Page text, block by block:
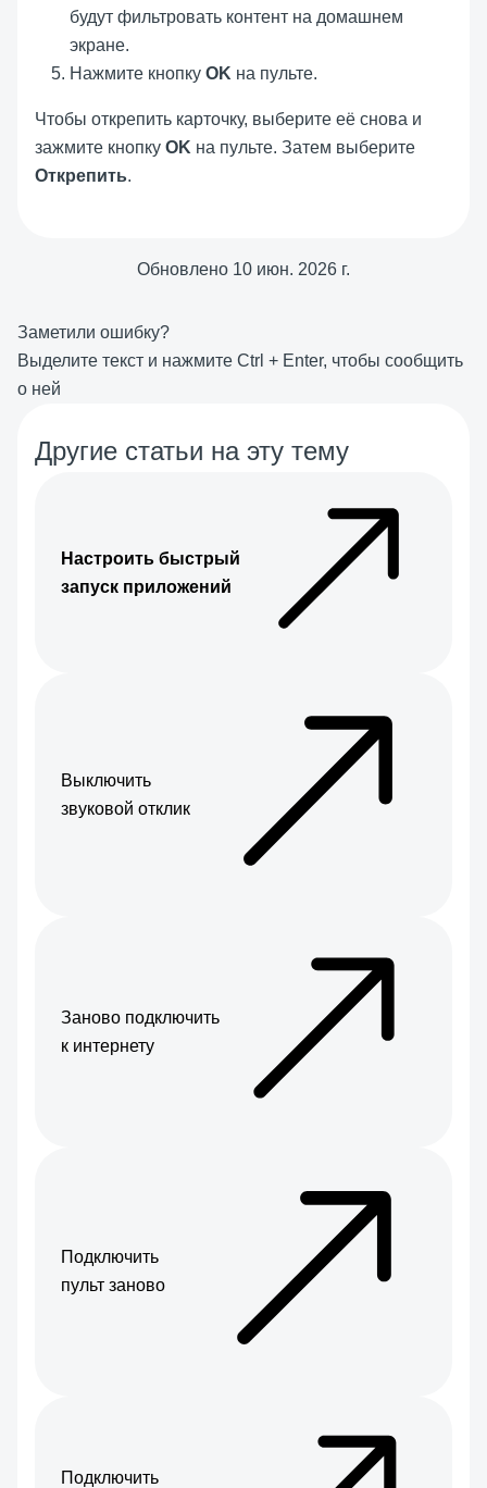
будут фильтровать контент на домашнем
экране.
Нажмите кнопку OK на пульте.
Чтобы открепить карточку, выберите её снова и
зажмите кнопку OK на пульте. Затем выберите
Открепить.
Обновлено 10 июн. 2026 г.
Заметили ошибку?
Выделите текст и нажмите Ctrl + Enter, чтобы сообщить
о ней
Другие статьи на эту тему
Настроить быстрый
запуск приложений
Выключить
звуковой отклик
Заново подключить
к интернету
Подключить
пульт заново
Подключить